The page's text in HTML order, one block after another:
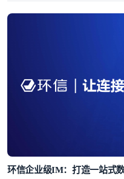
环信企业级IM：打造一站式